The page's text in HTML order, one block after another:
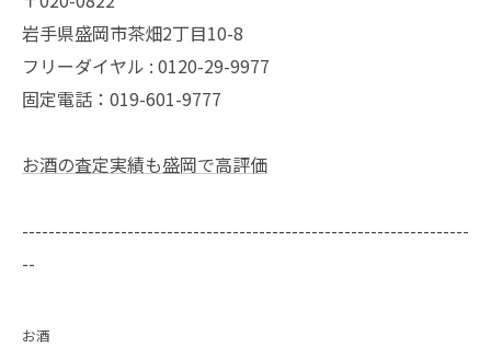
岩手県盛岡市茶畑2丁目10-8
フリーダイヤル : 0120-29-9977
固定電話：019-601-9777
お酒の査定実績も盛岡で高評価
--------------------------------------------------------------------
--
お酒